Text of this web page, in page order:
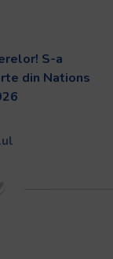
S-a
din Nations